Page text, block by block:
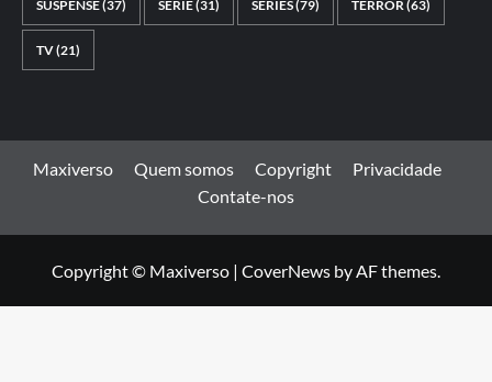
SUSPENSE(37) SÉRIE(31) SÉRIES(79) TERROR(63)
TV(21)
Maxiverso Quem somos Copyright
Privacidade
Contate-nos
Copyright © Maxiverso | CoverNews by AF themes.